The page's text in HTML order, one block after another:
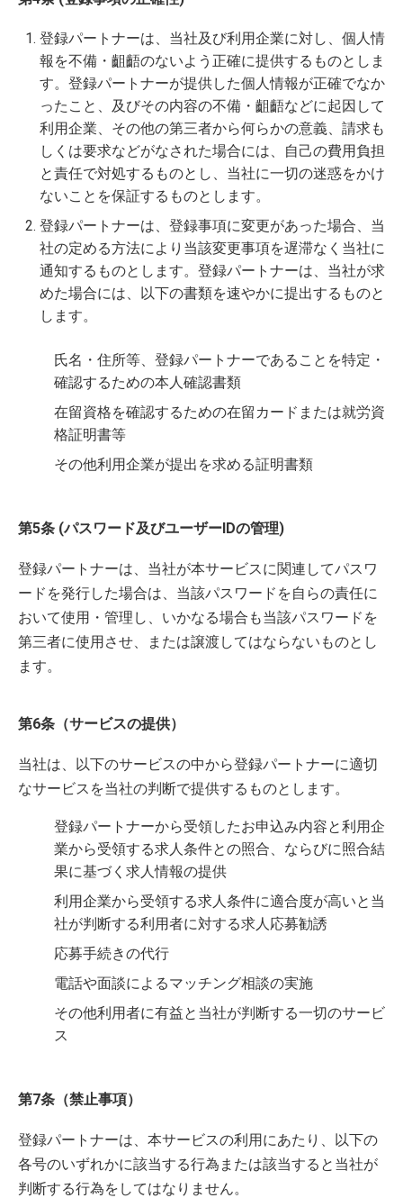
登録パートナーは、当社及び利用企業に対し、個人情
報を不備・齟齬のないよう正確に提供するものとしま
す。登録パートナーが提供した個人情報が正確でなか
ったこと、及びその内容の不備・齟齬などに起因して
利用企業、その他の第三者から何らかの意義、請求も
しくは要求などがなされた場合には、自己の費用負担
と責任で対処するものとし、当社に一切の迷惑をかけ
ないことを保証するものとします。
登録パートナーは、登録事項に変更があった場合、当
社の定める方法により当該変更事項を遅滞なく当社に
通知するものとします。登録パートナーは、当社が求
めた場合には、以下の書類を速やかに提出するものと
します。
氏名・住所等、登録パートナーであることを特定・
確認するための本人確認書類
在留資格を確認するための在留カードまたは就労資
格証明書等
その他利用企業が提出を求める証明書類
第5条 (パスワード及びユーザーIDの管理)
登録パートナーは、当社が本サービスに関連してパスワ
ードを発行した場合は、当該パスワードを自らの責任に
おいて使用・管理し、いかなる場合も当該パスワードを
第三者に使用させ、または譲渡してはならないものとし
ます。
第6条（サービスの提供）
当社は、以下のサービスの中から登録パートナーに適切
なサービスを当社の判断で提供するものとします。
登録パートナーから受領したお申込み内容と利用企
業から受領する求人条件との照合、ならびに照合結
果に基づく求人情報の提供
利用企業から受領する求人条件に適合度が高いと当
社が判断する利用者に対する求人応募勧誘
応募手続きの代行
電話や面談によるマッチング相談の実施
その他利用者に有益と当社が判断する一切のサービ
ス
第7条（禁止事項）
登録パートナーは、本サービスの利用にあたり、以下の
各号のいずれかに該当する行為または該当すると当社が
判断する行為をしてはなりません。